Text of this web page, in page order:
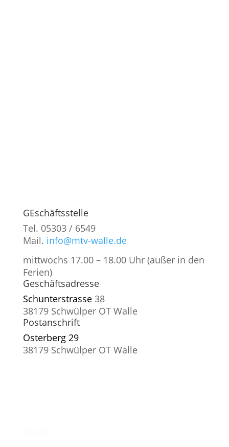
GEschäftsstelle
Tel. 05303 / 6549
Mail. info@mtv-walle.de
mittwochs 17.00 – 18.00 Uhr (außer in den
Ferien)
Geschäftsadresse
Schunterstrasse38
38179 Schwülper OT Walle
Postanschrift
Osterberg 29
38179 Schwülper OT Walle